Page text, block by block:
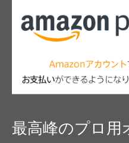
最高峰のプロ用